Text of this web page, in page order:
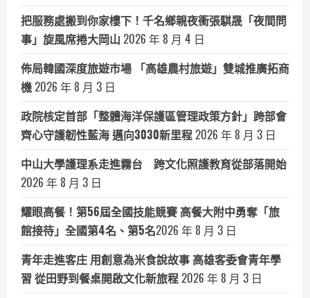
把服務處搬到你家樓下！千名鄉親夜衝張騏晟「夜間問
事」旋風席捲大岡山 2026 年 8 月 4 日
佈局韓國深度旅遊市場 「高雄農村旅遊」雙城推廣拓商
機 2026 年 8 月 3 日
政院核定首部「整體海洋保護區管理政策方針」跨部會
齊心守護韌性藍海 邁向3030新里程 2026 年 8 月 3 日
中山大學護理系走進霧台 跨文化照護教育從部落開始
2026 年 8 月 3 日
耀眼高餐！第56屆全國技能競賽 高餐大附中勇奪「旅
館接待」全國第4名、第5名​2026 年 8 月 3 日
青年走進客庄 用創意為米食說故事 高雄客委會青年學
習 從田野到餐桌開啟文化新旅程 2026 年 8 月 3 日